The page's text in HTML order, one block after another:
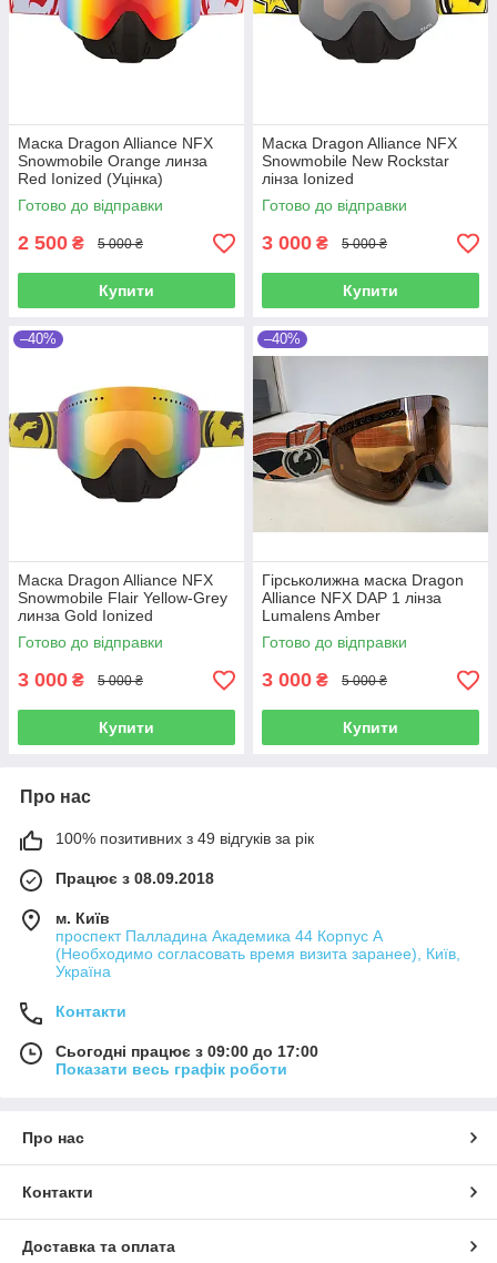
Маска Dragon Alliance NFX
Snowmobile Orange линза
Red Ionized (Уцінка)
Готово до відправки
2 500 ₴ 5 000 ₴
Купити
Маска Dragon Alliance NFX
Snowmobile New Rockstar
лінза Ionized
Готово до відправки
3 000 ₴ 5 000 ₴
Купити
–40%
Маска Dragon Alliance NFX
Snowmobile Flair Yellow-Grey
линза Gold Ionized
Готово до відправки
3 000 ₴ 5 000 ₴
Купити
–40%
Гірськолижна маска Dragon
Alliance NFX DAP 1 лінза
Lumalens Amber
Готово до відправки
3 000 ₴ 5 000 ₴
Купити
Про нас
100% позитивних з 49 відгуків за рік
Працює з 08.09.2018
м. Київ
проспект Палладина Академика 44 Корпус А
(Необходимо согласовать время визита заранее), Київ,
Україна
Контакти
Сьогодні працює з 09:00 до 17:00
Показати весь графік роботи
Про нас
Контакти
Доставка та оплата